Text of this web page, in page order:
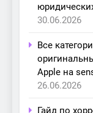
30.06.2026
Все
Apple на
26.06.2026
Гайд по